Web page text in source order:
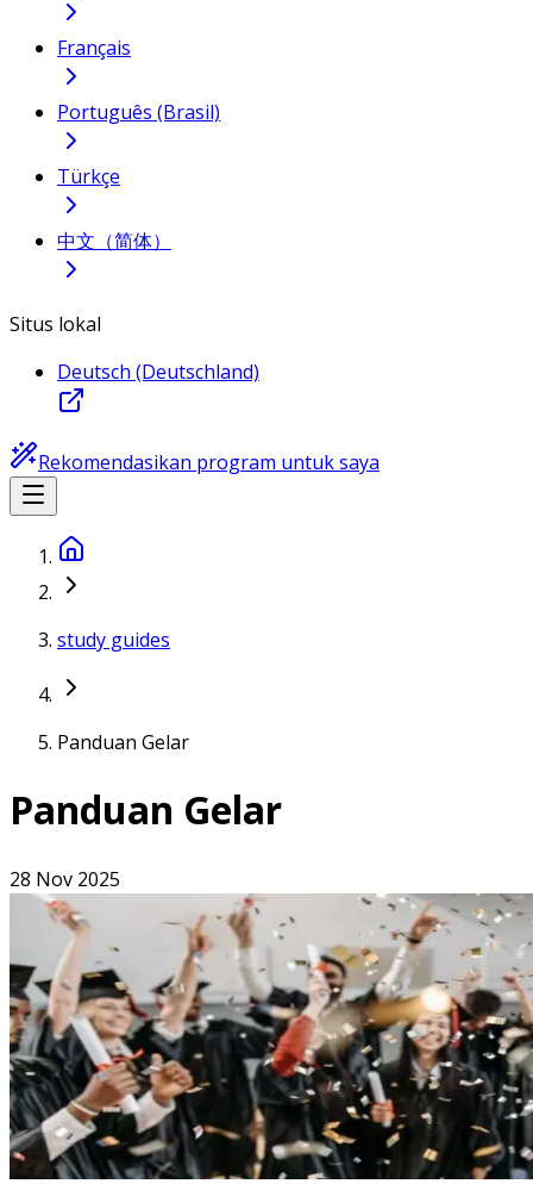
Français
Português (Brasil)
Türkçe
中文（简体）
Situs lokal
Deutsch (Deutschland)
Rekomendasikan program untuk saya
study guides
Panduan Gelar
Panduan Gelar
28 Nov 2025